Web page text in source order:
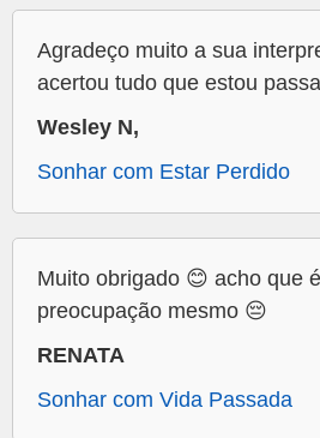
Agradeço muito a sua
acertou tudo que estou
Wesley N,
Sonhar com Estar Perdido
Muito obrigado 😊 acho que
preocupação mesmo 😔
RENATA
Sonhar com Vida Passada